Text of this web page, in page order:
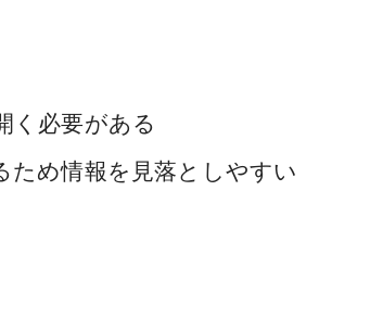
く必要がある
め情報を見落としやすい